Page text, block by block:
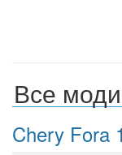
Все
Chery Fora